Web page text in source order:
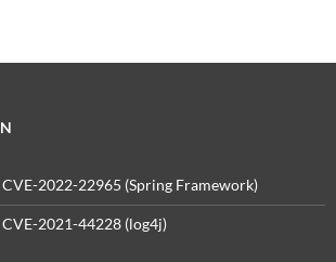
2022-22965 (Spring Framework)
2021-44228 (log4j)